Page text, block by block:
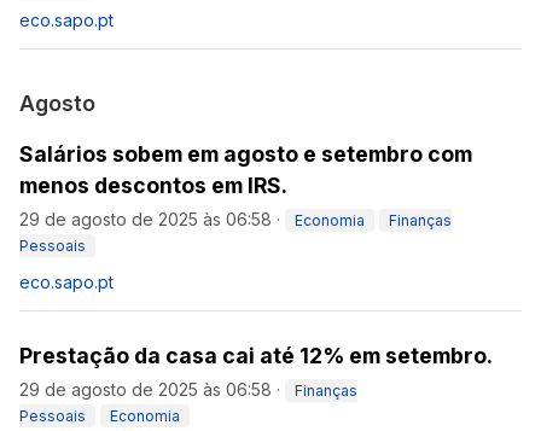
eco.sapo.pt
Agosto
Salários sobem em agosto e setembro com
menos descontos em IRS.
29 de agosto de 2025 às 06:58 · Economia
Finanças
Pessoais
eco.sapo.pt
Prestação da casa cai até 12% em setembro.
29 de agosto de 2025 às 06:58 ·
Finanças
Pessoais
Economia